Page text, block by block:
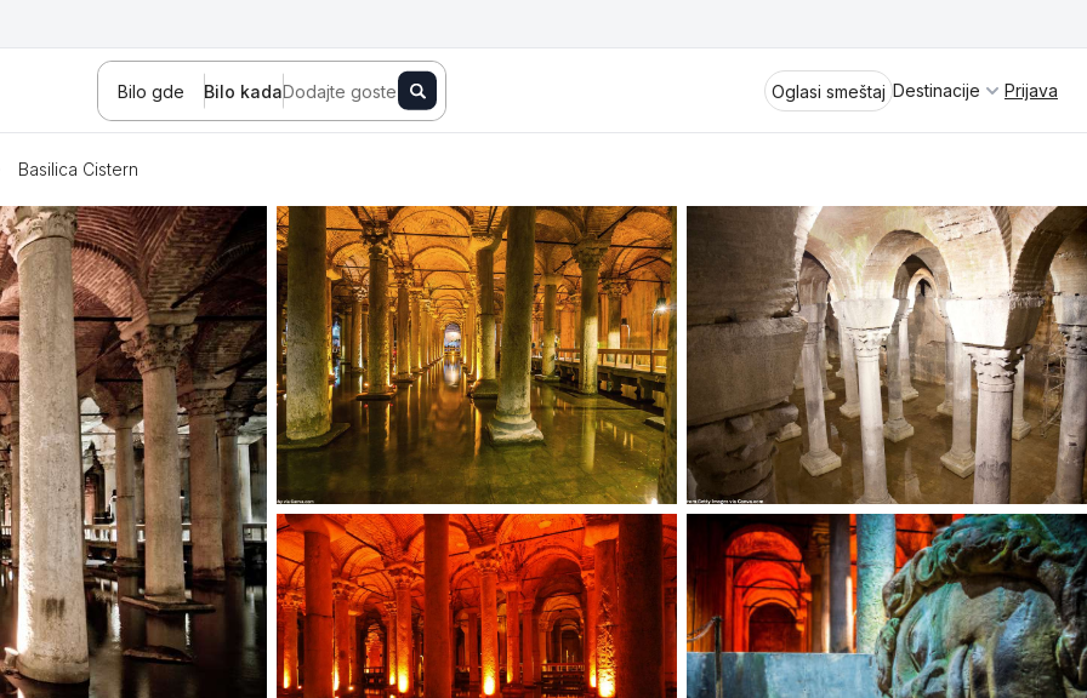
Bilo gde Bilo kadaDodajte goste Oglasi smeštaj Destinacije
Sad Zlatibor Kopaonik Divčibare
Koviljača Sokobanja Fruška gora Vrnjačka Banja
Stara planina Banja Vrujci Perućac
Ždrelo Golubac Kladovo
Bašta Kraljevo Jagodina Aranđelovac
Nova Varoš Valjevo Šabac
Uvac Kruševac Pirot Loznica
Pazar Zrenjanin Vršac Sombor
Spremite se za virtuelno putovanje
kroz jednu od najlepših zemalja
Evrope i sveta. Uživaćete u prikazima
planinskih masiva poput Tare i Šar-
planine, ali i u ravničarskim predelima
prostrane Vojvodine. Istraživanje
tradicije i kulturnog dobra Srbije
otkriće vam pravu narav srpskog
naroda, a slike lokalnih i tradicionalnih
specijaliteta osetićete i na svojim
nepcima.
Prijava
Basilica Cistern